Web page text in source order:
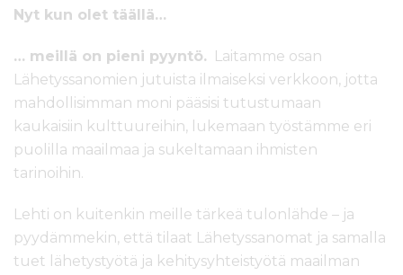
Nyt kun olet täällä…
… meillä on pieni pyyntö. Laitamme osan
Lähetyssanomien jutuista ilmaiseksi verkkoon, jotta
mahdollisimman moni pääsisi tutustumaan
kaukaisiin kulttuureihin, lukemaan työstämme eri
puolilla maailmaa ja sukeltamaan ihmisten
tarinoihin.
Lehti on kuitenkin meille tärkeä tulonlähde – ja
pyydämmekin, että tilaat Lähetyssanomat ja samalla
tuet lähetystyötä ja kehitysyhteistyötä maailman